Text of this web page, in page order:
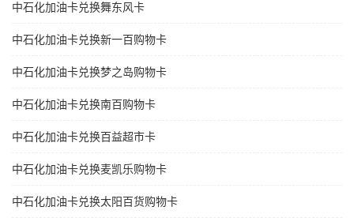
中石化加油卡兑换舞东风卡
中石化加油卡兑换新一百购物卡
中石化加油卡兑换梦之岛购物卡
中石化加油卡兑换南百购物卡
中石化加油卡兑换百益超市卡
中石化加油卡兑换麦凯乐购物卡
中石化加油卡兑换太阳百货购物卡